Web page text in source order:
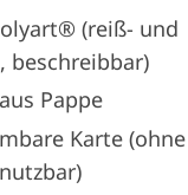
(reiß- und
beschreibbar)
Pappe
Karte (ohne